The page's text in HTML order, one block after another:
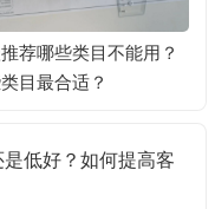
荐哪些类目不能用？
目最合适？
低好？如何提高客